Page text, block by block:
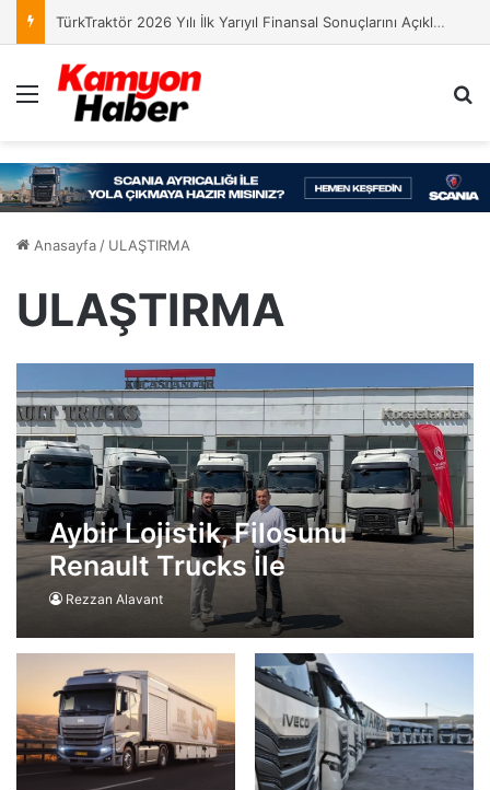
TürkTraktör 2026 Yılı İlk Yarıyıl Finansal Sonuçlarını Açıkladı
Menü
Anasayfa / ULAŞTIRMA
ULAŞTIRMA
Aybir Lojistik, Filosunu
Renault Trucks İle
Güçlendirdi
Rezzan Alavant